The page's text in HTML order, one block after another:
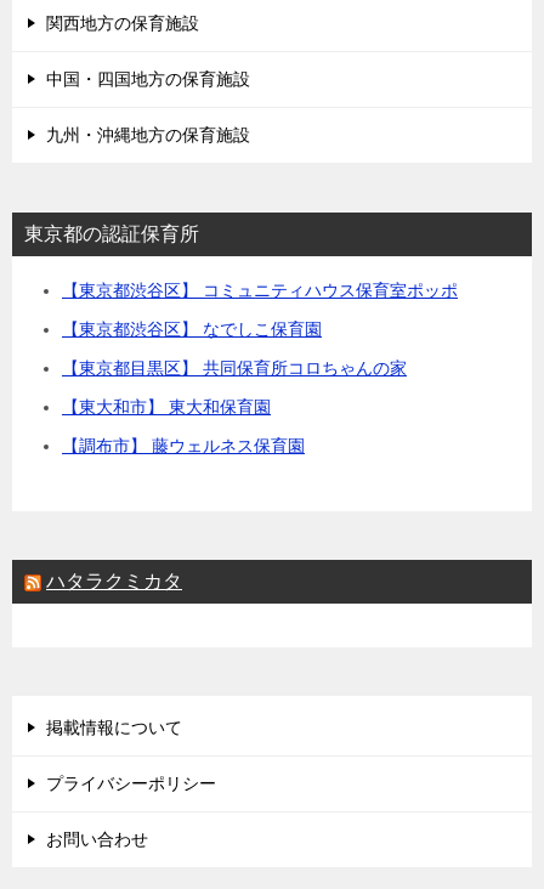
関西地方の保育施設
中国・四国地方の保育施設
九州・沖縄地方の保育施設
東京都の認証保育所
【東京都渋谷区】 コミュニティハウス保育室ポッポ
【東京都渋谷区】 なでしこ保育園
【東京都目黒区】 共同保育所コロちゃんの家
【東大和市】 東大和保育園
【調布市】 藤ウェルネス保育園
ハタラクミカタ
掲載情報について
プライバシーポリシー
お問い合わせ